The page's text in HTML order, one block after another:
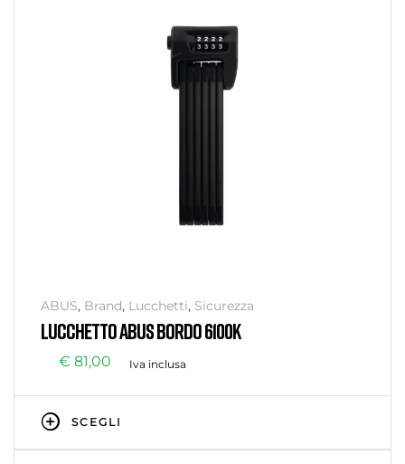
ABUS, Brand, Lucchetti, Sicurezza
LUCCHETTO ABUS BORDO 6100K
€ 81,00 Iva inclusa
SCEGLI